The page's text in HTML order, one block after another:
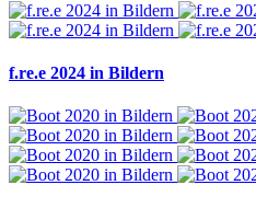
f.re.e 2024 in Bildern